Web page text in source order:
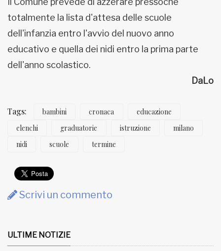
totalmente la lista d'attesa delle scuole
dell'infanzia entro l'avvio del nuovo anno
educativo e quella dei nidi entro la prima parte
dell'anno scolastico.
DaLo
Tags: bambini cronaca
educazione
elenchi
graduatorie istruzione
milano
nidi
scuole termine
Scrivi un commento
ULTIME NOTIZIE